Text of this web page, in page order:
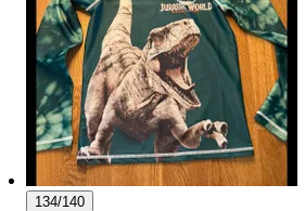
134/140